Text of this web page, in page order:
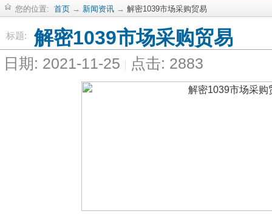
您的位置: 首页 → 新闻资讯 → 解密1039市场采购贸易
标题: 解密1039市场采购贸易
日期: 2021-11-25 点击: 2883